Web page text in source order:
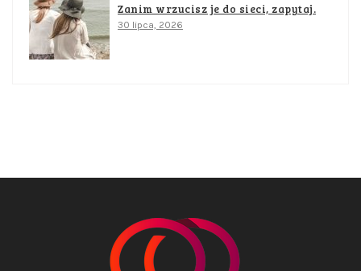
Zanim wrzucisz je do sieci, zapytaj.
30 lipca, 2026